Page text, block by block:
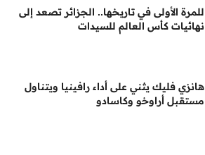
للمرة الأولى في تاريخها.. الجزائر تصعد إلى
نهائيات كأس العالم للسيدات
هانزي فليك يثني على أداء رافينيا ويتناول
مستقبل أراوخو وكاسادو